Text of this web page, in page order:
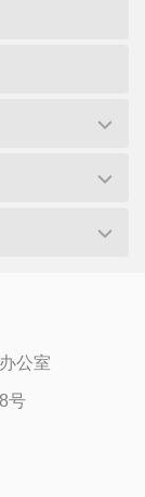
公室
号